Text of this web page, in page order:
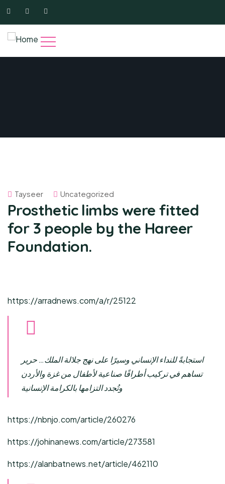
Tayseer Uncategorized
Prosthetic limbs were fitted
for 3 people by the Hareer
Foundation.
https://arradnews.com/a/r/25122
استجابةً للنداء الإنساني وسيرًا على نهج جلالة الملك… حرير
تساهم في تركيب أطرافًا صناعية لأطفال من غزة والأردن
وتُجدد التزامها بالكرامة الإنسانية
https://nbnjo.com/article/260276
https://johinanews.com/article/273581
https://alanbatnews.net/article/462110